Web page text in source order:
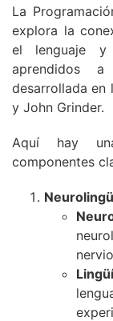
La
explora la
el lenguaje y
aprendidos
desarrollada en
y John Grinder.
Aquí hay
componentes